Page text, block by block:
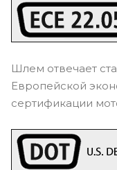
Шлем отвечает
Европейской
сертификации